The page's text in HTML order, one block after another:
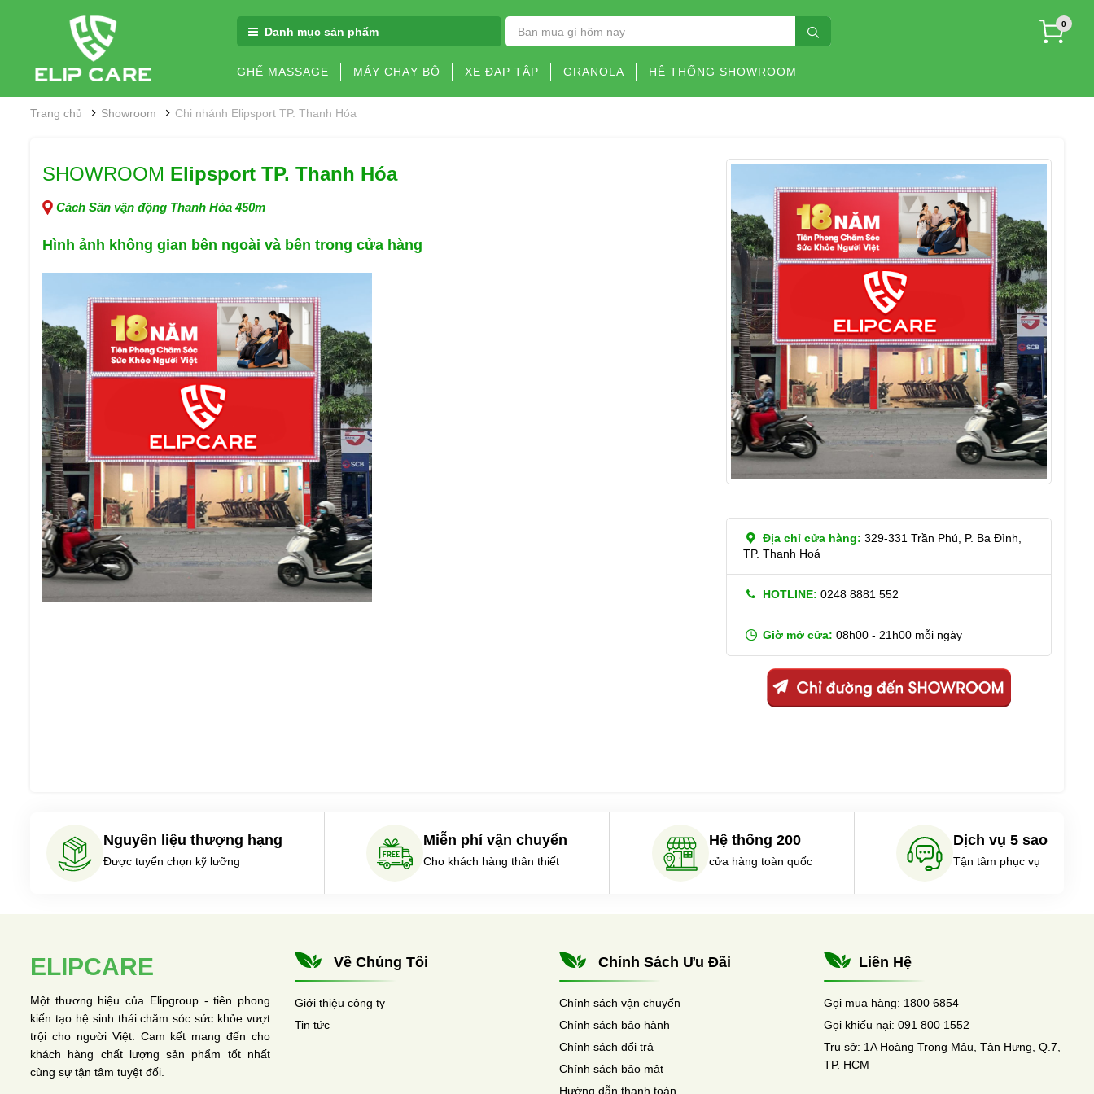
Danh mục sản phẩm
0
GHẾ MASSAGE MÁY CHẠY BỘ XE ĐẠP TẬP GRANOLA HỆ THỐNG SHOWROOM
Trang chủ Showroom Chi nhánh Elipsport TP. Thanh Hóa
SHOWROOM Elipsport TP. Thanh Hóa
Cách Sân vận động Thanh Hóa 450m
Hình ảnh không gian bên ngoài và bên trong cửa hàng
Địa chỉ cửa hàng: 329-331 Trần Phú, P. Ba Đình,
TP. Thanh Hoá
HOTLINE: 0248 8881 552
Giờ mở cửa: 08h00 - 21h00 mỗi ngày
Nguyên liệu thượng hạng
Được tuyển chọn kỹ lưỡng
Miễn phí vận chuyển
Cho khách hàng thân thiết
Hệ thống 200
cửa hàng toàn quốc
Dịch vụ 5 sao
Tận tâm phục vụ
ELIPCARE
Một thương hiệu của Elipgroup - tiên phong
kiến tạo hệ sinh thái chăm sóc sức khỏe vượt
trội cho người Việt. Cam kết mang đến cho
khách hàng chất lượng sản phẩm tốt nhất
cùng sự tận tâm tuyệt đối.
Về Chúng Tôi
Giới thiệu công ty
Tin tức
Chính Sách Ưu Đãi
Chính sách vận chuyển
Chính sách bảo hành
Chính sách đổi trả
Chính sách bảo mật
Hướng dẫn thanh toán
Liên Hệ
Gọi mua hàng: 1800 6854
Gọi khiếu nại: 091 800 1552
Trụ sở: 1A Hoàng Trọng Mậu, Tân Hưng, Q.7,
TP. HCM